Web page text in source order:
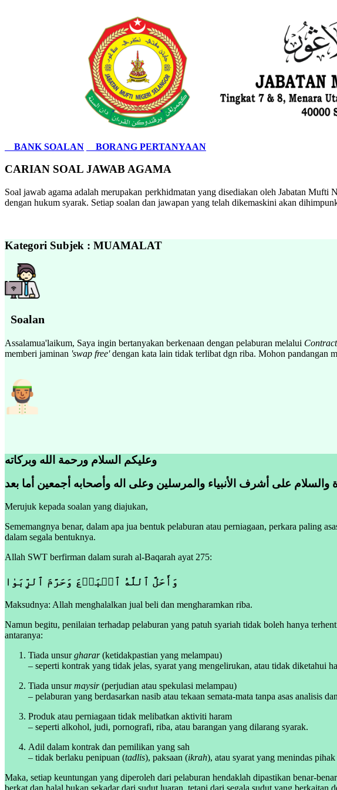
BANK SOALAN BORANG PERTANYAAN
CARIAN SOAL JAWAB AGAMA
Soal jawab agama adalah merupakan perkhidmatan yang disediakan oleh Jabatan
dengan hukum syarak. Setiap soalan dan jawapan yang telah dikemaskini akan
Kategori Subjek : MUAMALAT
Soalan
Assalamua'laikum, Saya ingin bertanyakan berkenaan dengan pelaburan melalui
memberi jaminan 'swap free'dengan kata lain tidak terlibat dgn riba. Mohon pandangan
وعليكم السلام ورحمة الله وبركاته
والسلام على أشرف الأنبياء والمرسلين وعلى اله وأصحابه أجمعين أما بعد
Merujuk kepada soalan yang diajukan,
Sememangnya benar, dalam apa jua bentuk pelaburan atau perniagaan, perkara paling
dalam segala bentuknya.
Allah SWT berfirman dalam surah al-Baqarah ayat 275:
وَأَحَلَّ ٱللَّهُ ٱلۡبَيۡعَ وَحَرَّمَ ٱلرِّبَوٰا
Maksudnya: Allah menghalalkan jual beli dan mengharamkan riba.
Namun begitu, penilaian terhadap pelaburan yang patuh syariah tidak boleh hanya
antaranya:
Tiada unsurgharar(ketidakpastian yang melampau)
– seperti kontrak yang tidak jelas, syarat yang mengelirukan, atau tidak diketahui
Tiada unsurmaysir(perjudian atau spekulasi melampau)
– pelaburan yang berdasarkan nasib atau tekaan semata-mata tanpa asas analisis
Produk atau perniagaan tidak melibatkan aktiviti haram
– seperti alkohol, judi, pornografi, riba, atau barangan yang dilarang syarak.
Adil dalam kontrak dan pemilikan yang sah
– tidak berlaku penipuan (tadlis), paksaan (ikrah), atau syarat yang menindas
Maka, setiap keuntungan yang diperoleh dari pelaburan hendaklah dipastikan benar-
berkat dan halal bukan sekadar dari sudut luaran, tetapi dari segala sudut yang berkaitan